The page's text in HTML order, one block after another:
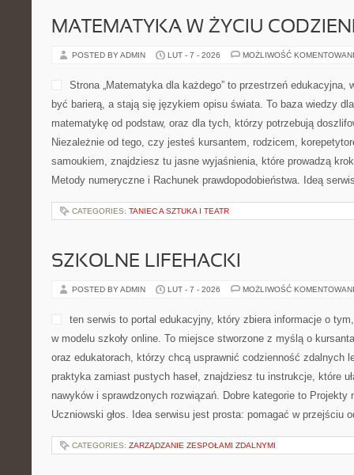
MATEMATYKA W ŻYCIU
POSTED BY ADMIN LUT - 7 - 2026 MOŻLIWOŚĆ
Strona „Matematyka dla każdego” to przestrzeń edukacyjna,
być barierą, a stają się językiem opisu świata. To baza wiedzy
matematykę od podstaw, oraz dla tych, którzy potrzebują
Niezależnie od tego, czy jesteś kursantem, rodzicem,
samoukiem, znajdziesz tu jasne wyjaśnienia, które prowadzą
Metody numeryczne i Rachunek prawdopodobieństwa. Ideą
CATEGORIES: TANIEC A SZTUKA I TEATR
SZKOLNE LIFEHACKI
POSTED BY ADMIN LUT - 7 - 2026 MOŻLIWOŚĆ
ten serwis to portal edukacyjny, który zbiera informacje o
w modelu szkoły online. To miejsce stworzone z myślą o
oraz edukatorach, którzy chcą usprawnić codzienność zdalnych
praktyka zamiast pustych haseł, znajdziesz tu instrukcje, które
nawyków i sprawdzonych rozwiązań. Dobre kategorie to Projekty
Uczniowski głos. Idea serwisu jest prosta: pomagać w przejściu
CATEGORIES: ZARZĄDZANIE ZESPOŁAMI ZDALNYMI